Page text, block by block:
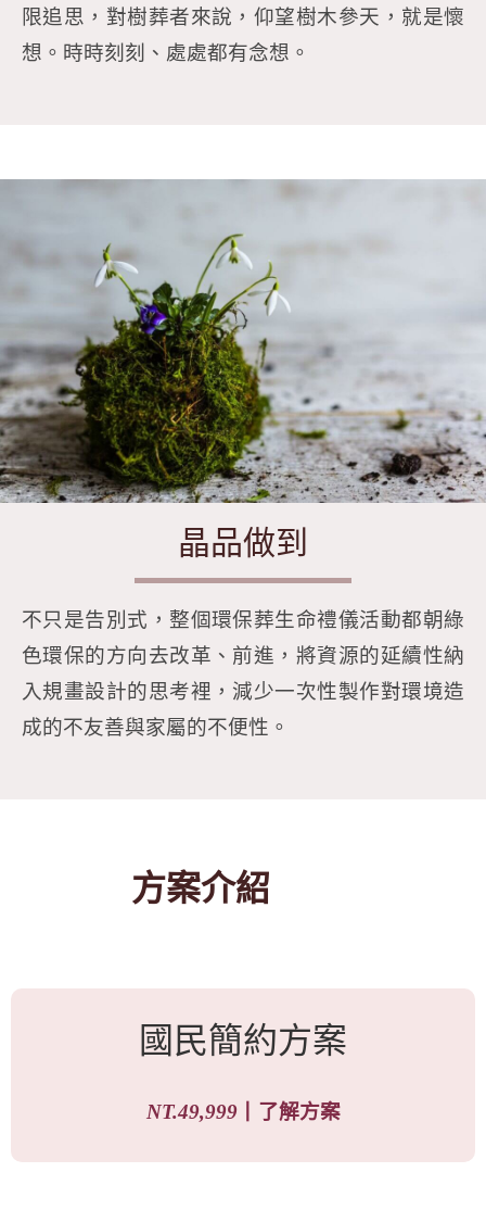
限追思，對樹葬者來說，仰望樹木參天，就是懷
想。時時刻刻、處處都有念想。
晶品做到
不只是告別式，整個環保葬生命禮儀活動都朝綠
色環保的方向去改革、前進，將資源的延續性納
入規畫設計的思考裡，減少一次性製作對環境造
成的不友善與家屬的不便性。
方案介紹
國民簡約方案
NT.49,999┃ 了解方案